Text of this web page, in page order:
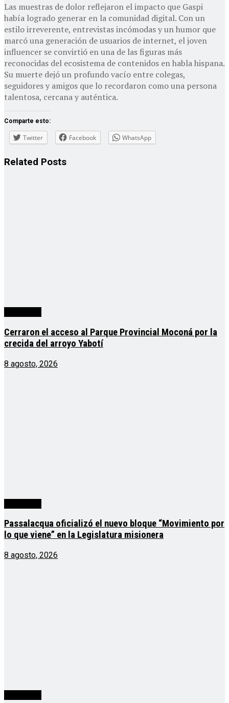
Las muestras de dolor reflejaron el impacto que Gaspi
había logrado generar en la comunidad digital. Con un
estilo irreverente, entrevistas incómodas y un humor que
marcó una generación de usuarios de internet, el joven
influencer se convirtió en una de las figuras más
reconocidas del ecosistema de contenidos en habla hispana.
Su muerte dejó un profundo vacío entre colegas,
seguidores y amigos que lo recordaron como una persona
talentosa, cercana y auténtica.
Comparte esto:
Twitter Facebook WhatsApp
Related Posts
Cerraron el acceso al Parque Provincial Moconá por la
crecida del arroyo Yabotí
8 agosto, 2026
Passalacqua oficializó el nuevo bloque “Movimiento por
lo que viene” en la Legislatura misionera
8 agosto, 2026